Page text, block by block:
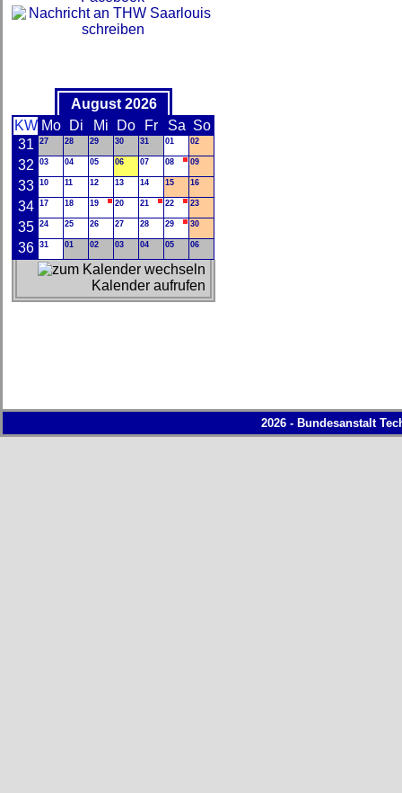
August 2026
KW Mo Di Mi Do Fr Sa So
31
27 28 29 30 31 01 02
32 03 04 05 06 07 08 09
33 10 11 12 13 14 15 16
34 17 18 19 20 21 22 23
35 24 25 26 27 28 29 30
36 31 01 02 03 04 05 06
Kalender aufrufen
2026 - Bundesanstalt